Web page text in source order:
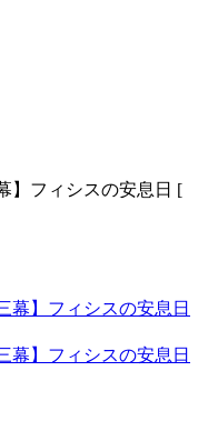
】フィシスの安息日 [